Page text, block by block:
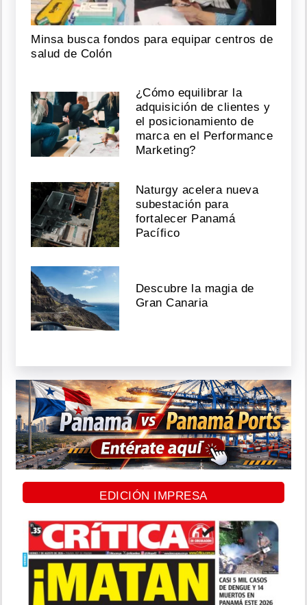
Minsa busca fondos para equipar centros de
salud de Colón
¿Cómo equilibrar la
adquisición de clientes y
el posicionamiento de
marca en el Performance
Marketing?
Naturgy acelera nueva
subestación para
fortalecer Panamá
Pacífico
Descubre la magia de
Gran Canaria
EDICIÓN IMPRESA